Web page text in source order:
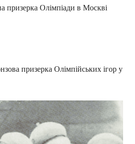
призерка Олімпіади в Москві
призерка Олімпійських ігор у